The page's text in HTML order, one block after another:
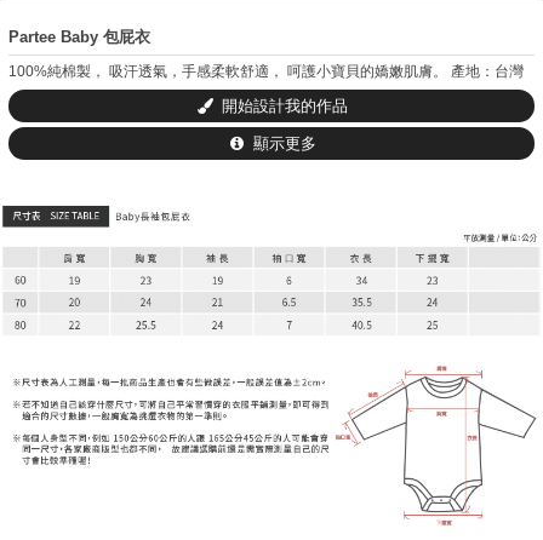
Partee Baby 包屁衣
100%純棉製， 吸汗透氣，手感柔軟舒適， 呵護小寶貝的嬌嫩肌膚。 產地：台灣
開始設計我的作品
顯示更多